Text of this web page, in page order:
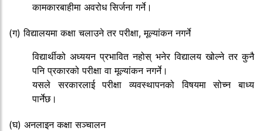
कामकारबाहीमा अवरोध सिर्जना गर्ने।
(ग) विद्यालयमा कक्षा चलाउने तर परीक्षा, मूल्यांकन नगर्ने
विद्यार्थीको अध्ययन प्रभावित नहोस् भनेर विद्यालय खोल्ने तर कुनै
पनि प्रकारको परीक्षा वा मूल्यांकन नगर्ने।
यसले सरकारलाई परीक्षा व्यवस्थापनको विषयमा सोच्न बाध्य
पार्नेछ।
(घ) अनलाइन कक्षा सञ्चालन